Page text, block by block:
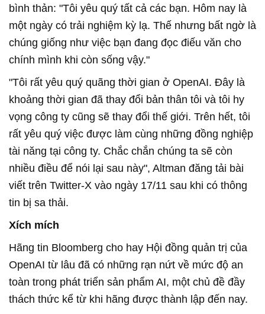
bình thản: "Tôi yêu quý tất cả các bạn. Hôm nay là
một ngày có trải nghiệm kỳ lạ. Thế nhưng bất ngờ là
chúng giống như việc bạn đang đọc điếu văn cho
chính mình khi còn sống vậy."
"Tôi rất yêu quý quãng thời gian ở OpenAI. Đây là
khoảng thời gian đã thay đổi bản thân tôi và tôi hy
vọng công ty cũng sẽ thay đổi thế giới. Trên hết, tôi
rất yêu quý việc được làm cùng những đồng nghiệp
tài năng tại công ty. Chắc chắn chúng ta sẽ còn
nhiều điều để nói lại sau này", Altman đăng tải bài
viết trên Twitter-X vào ngày 17/11 sau khi có thông
tin bị sa thải.
Xích mích
Hãng tin Bloomberg cho hay Hội đồng quản trị của
OpenAI từ lâu đã có những rạn nứt về mức độ an
toàn trong phát triển sản phẩm AI, một chủ đề đầy
thách thức kể từ khi hãng được thành lập đến nay.